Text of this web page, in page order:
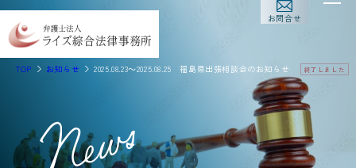
お問合せ
TOP お知らせ 2025.08.23～2025.08.25 福島県出張相談会のお知らせ 終了しました